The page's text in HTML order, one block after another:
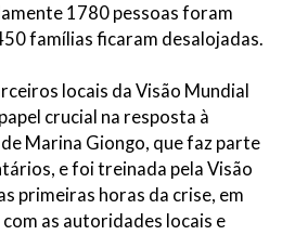
1780 pessoas foram
famílias ficaram desalojadas.
locais da Visão Mundial
crucial na resposta à
Marina Giongo, que faz parte
e foi treinada pela Visão
primeiras horas da crise, em
as autoridades locais e